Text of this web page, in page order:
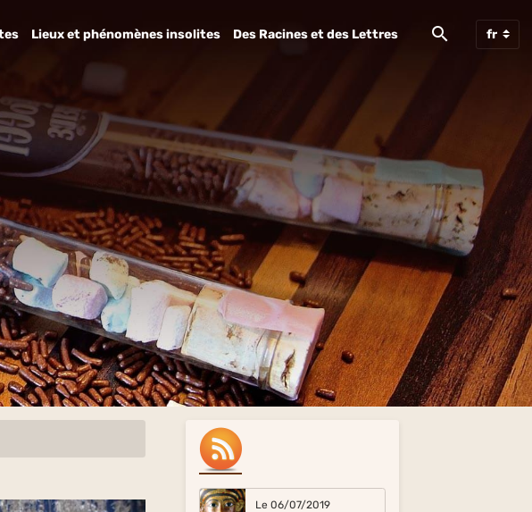
Lieux et phénomènes insolites Des Racines et des Lettres
Le 06/07/2019